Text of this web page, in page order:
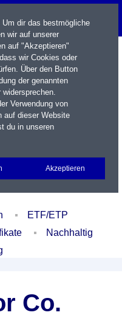
Login
ETF/ETP
Nachhaltig
Co.
dir das bestmögliche
wir auf unserer
auf "Akzeptieren"
wir Cookies oder
Über den Button
der genannten
Verwendung von
auf dieser Website
du in unseren
Akzeptieren